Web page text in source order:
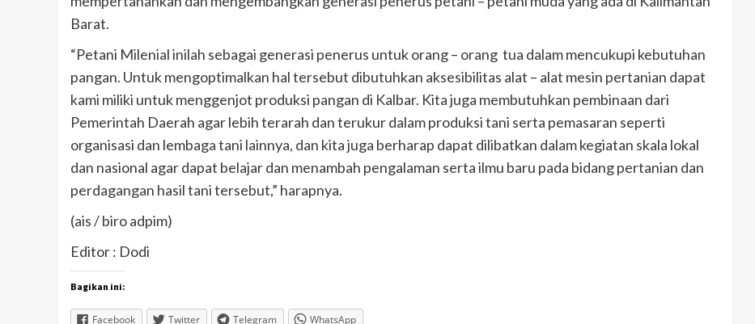
Barat.
“Petani Milenial inilah sebagai generasi penerus untuk orang – orang tua dalam mencukupi kebutuhan
pangan. Untuk mengoptimalkan hal tersebut dibutuhkan aksesibilitas alat – alat mesin pertanian dapat
kami miliki untuk menggenjot produksi pangan di Kalbar. Kita juga membutuhkan pembinaan dari
Pemerintah Daerah agar lebih terarah dan terukur dalam produksi tani serta pemasaran seperti
organisasi dan lembaga tani lainnya, dan kita juga berharap dapat dilibatkan dalam kegiatan skala lokal
dan nasional agar dapat belajar dan menambah pengalaman serta ilmu baru pada bidang pertanian dan
perdagangan hasil tani tersebut,” harapnya.
(ais / biro adpim)
Editor : Dodi
Bagikan ini:
Facebook Twitter Telegram WhatsApp